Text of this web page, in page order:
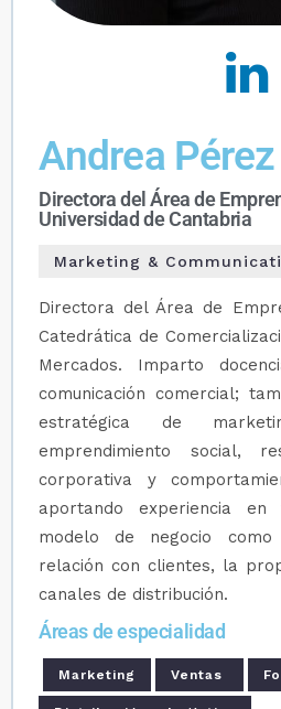
Andrea
Directora del Área de
Universidad de Cantabria
Marketing &
Directora del Área de
Catedrática de
Mercados. Imparto
comunicación comercial;
estratégica de
emprendimiento social,
corporativa y
aportando experiencia
modelo de negocio
relación con clientes, la
canales de distribución.
Áreas de especialidad
Marketing Ventas